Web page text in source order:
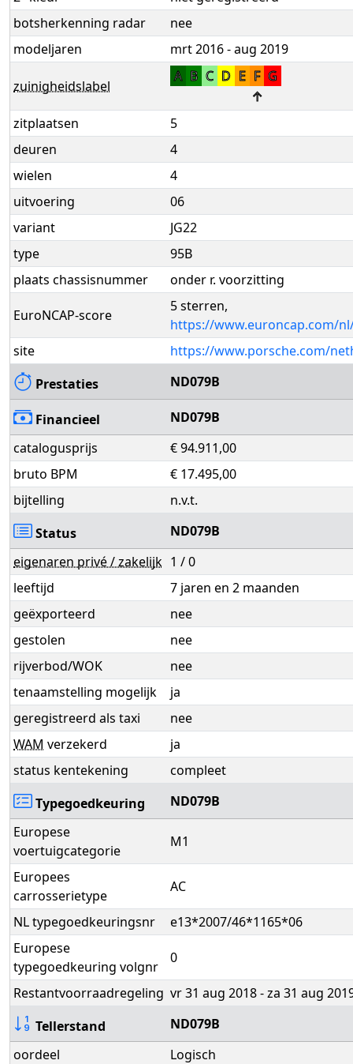
botsherkenning radar
nee
modeljaren
mrt 2016 - aug 2019
zuinigheidslabel
A B C D E F G
↑
zitplaatsen
5
deuren
4
wielen
4
uitvoering
06
variant
JG22
type
95B
plaats chassisnummer
onder r. voorzitting
EuroNCAP-score
5 sterren,
https://www.euroncap.com/
site
https://www.porsche.com/
Prestaties
ND079B
Financieel
ND079B
catalogusprijs
€ 94.911,00
bruto BPM
€ 17.495,00
bijtelling
n.v.t.
Status
ND079B
eigenaren privé / zakelijk 1 / 0
leeftijd
7 jaren en 2 maanden
geëxporteerd
nee
gestolen
nee
rijverbod/WOK
nee
tenaamstelling mogelijk
ja
geregistreerd als taxi
nee
WAM verzekerd
ja
status kentekening
compleet
Typegoedkeuring
ND079B
Europese
voertuigcategorie
M1
Europees
carrosserietype
AC
NL typegoedkeuringsnr
e13*2007/46*1165*06
Europese
typegoedkeuring volgnr
0
Restantvoorraadregeling vr 31 aug 2018 - za 31 aug
Tellerstand
ND079B
oordeel
Logisch